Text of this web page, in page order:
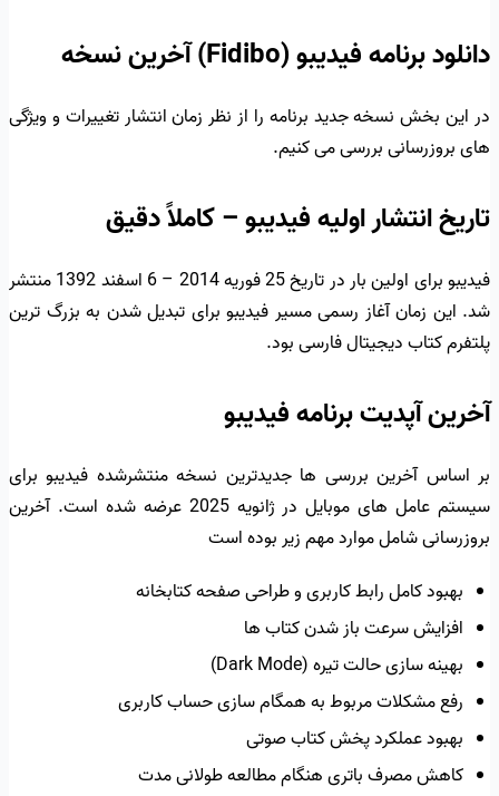
دانلود برنامه فیدیبو (Fidibo) آخرین نسخه
در این بخش نسخه جدید برنامه را از نظر زمان انتشار تغییرات و ویژگی
های بروزرسانی بررسی می کنیم.
تاریخ انتشار اولیه فیدیبو – کاملاً دقیق
فیدیبو برای اولین بار در تاریخ 25 فوریه 2014 – 6 اسفند 1392 منتشر
شد. این زمان آغاز رسمی مسیر فیدیبو برای تبدیل شدن به بزرگ ترین
پلتفرم کتاب دیجیتال فارسی بود.
آخرین آپدیت برنامه فیدیبو
بر اساس آخرین بررسی ها جدیدترین نسخه منتشرشده فیدیبو برای
سیستم عامل های موبایل در ژانویه 2025 عرضه شده است. آخرین
بروزرسانی شامل موارد مهم زیر بوده است
بهبود کامل رابط کاربری و طراحی صفحه کتابخانه
افزایش سرعت باز شدن کتاب ها
بهینه سازی حالت تیره (Dark Mode)
رفع مشکلات مربوط به همگام سازی حساب کاربری
بهبود عملکرد پخش کتاب صوتی
کاهش مصرف باتری هنگام مطالعه طولانی مدت